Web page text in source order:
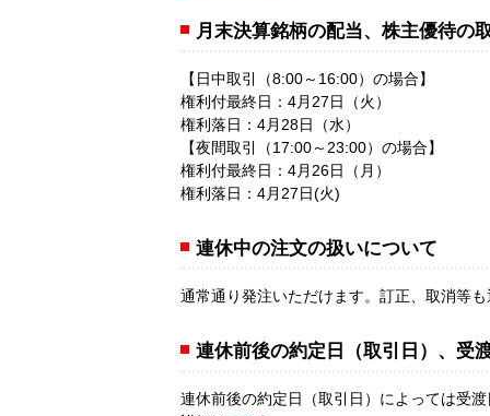
月末決算銘柄の配当、株主優待の
【日中取引（8:00～16:00）の場合】
権利付最終日：4月27日（火）
権利落日：4月28日（水）
【夜間取引（17:00～23:00）の場合】
権利付最終日：4月26日（月）
権利落日：4月27日(火)
連休中の注文の扱いについて
通常通り発注いただけます。訂正、取消等
連休前後の約定日（取引日）、受
連休前後の約定日（取引日）によっては受